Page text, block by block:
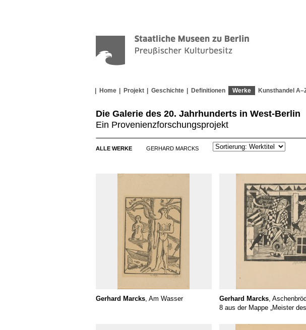
Home Projekt Geschichte Definitionen Werke Kunsthandel
Die Galerie des 20. Jahrhunderts in West-Berlin
Ein Provenienzforschungsprojekt
ALLE WERKE GERHARD MARCKS
Gerhard Marcks , Am Wasser Gerhard Marcks,
8 aus der Mappe „Meister